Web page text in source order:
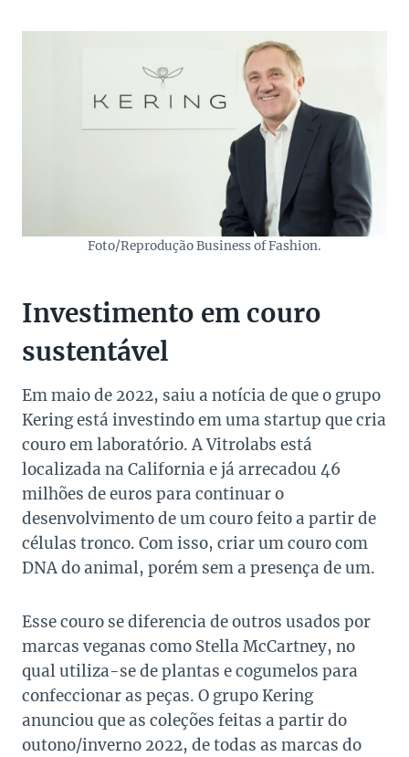
Foto/Reprodução Business of Fashion.
Investimento em couro
sustentável
Em maio de 2022, saiu a notícia de que o grupo
Kering está investindo em uma startup que cria
couro em laboratório. A Vitrolabs está
localizada na California e já arrecadou 46
milhões de euros para continuar o
desenvolvimento de um couro feito a partir de
células tronco. Com isso, criar um couro com
DNA do animal, porém sem a presença de um.
Esse couro se diferencia de outros usados por
marcas veganas como Stella McCartney, no
qual utiliza-se de plantas e cogumelos para
confeccionar as peças. O grupo Kering
anunciou que as coleções feitas a partir do
outono/inverno 2022, de todas as marcas do